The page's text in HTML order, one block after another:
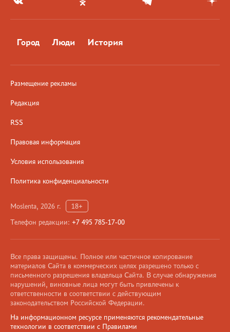
Город Люди История
Размещение рекламы
Редакция
RSS
Правовая информация
Условия использования
Политика конфиденциальности
Moslenta, 2026 г.
18+
Телефон редакции: +7 495 785-17-00
Все права защищены. Полное или частичное копирование
материалов Сайта в коммерческих целях разрешено только с
письменного разрешения владельца Сайта. В случае обнаружения
нарушений, виновные лица могут быть привлечены к
ответственности в соответствии с действующим
законодательством Российской Федерации.
На информационном ресурсе применяются рекомендательные
технологии в соответствии с Правилами